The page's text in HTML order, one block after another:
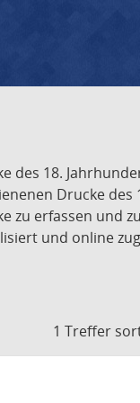
des 18.
Drucke des
zu erfassen und
und online
1 Treffer